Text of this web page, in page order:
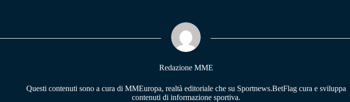
pp m
Redazione MME
Questi contenuti sono a cura di MMEuropa, realtà editoriale che su Sportnews.BetFlag cura e sviluppa
contenuti di informazione sportiva.